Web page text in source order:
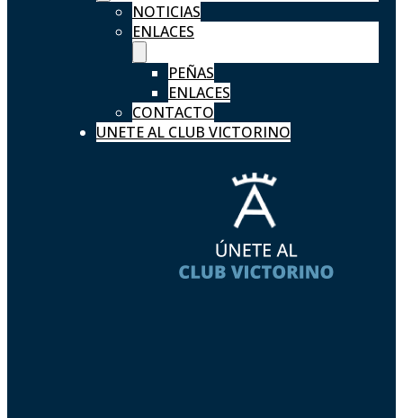
NOTICIAS
ENLACES
PEÑAS
ENLACES
CONTACTO
UNETE AL CLUB VICTORINO